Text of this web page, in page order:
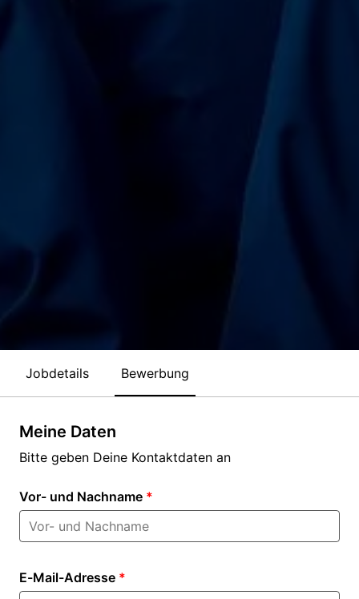
Jobdetails Bewerbung
Meine Daten
Bitte geben Deine Kontaktdaten an
Vor- und Nachname *
E-Mail-Adresse *